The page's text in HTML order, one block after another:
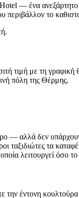
— ένα
το
με τη γραφική
πόλη της Θέρμης.
— αλλά δεν
ταξιδιώτες τα
λειτουργεί όσο
την έντονη